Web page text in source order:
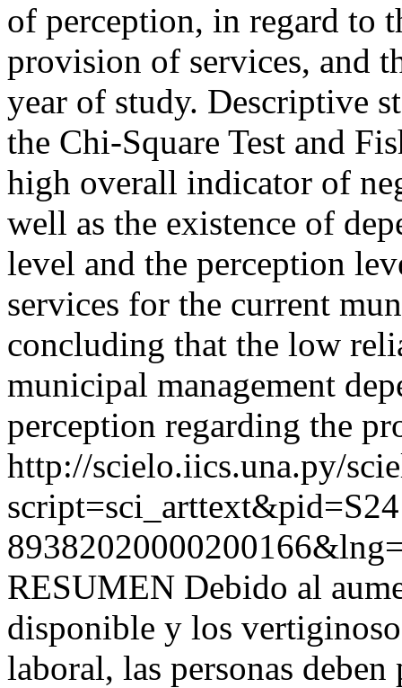
of perception, in regard to
provision of services, and
year of study. Descriptive
the Chi-Square Test and
high overall indicator of
well as the existence of
level and the perception
services for the current
concluding that the low
municipal management
perception regarding the
http://scielo.iics.una.py/
RESUMEN Debido al
disponible y los
laboral, las personas deben